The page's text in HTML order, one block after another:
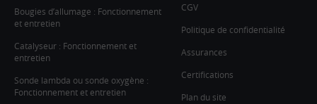
Bougies d’allumage : Fonctionnement
et entretien
Catalyseur : Fonctionnement et
entretien
Sonde lambda ou sonde oxygène :
Fonctionnement et entretien
CGV
Politique de confidentialité
Assurances
Certifications
Plan du site